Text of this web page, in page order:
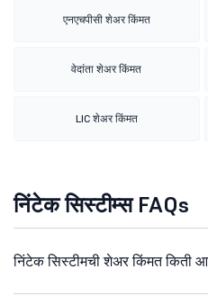
एनएचपीसी शेअर किंमत
वेदांता शेअर किंमत
LIC शेअर किंमत
निंटेक सिस्टीम्स FAQs
निंटेक सिस्टीमची शेअर किंमत किती